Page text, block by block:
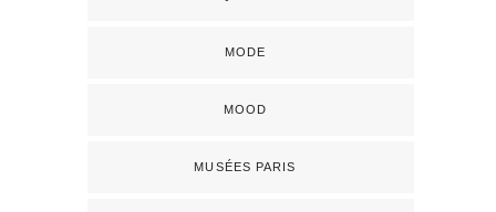
MODE
MOOD
MUSÉES PARIS